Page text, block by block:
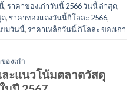
,ราคาของเก่าวันนี้ 2566 วันนี้ ล่าสุด,
ด,ราคาทองแดงวันนี้กิโลละ 2566,
ยมวันนี้,ราคาเหล็กวันนี้ กิโลละ ของเก่า
องเก่า
ะแนวโน้มตลาดวัสดุ